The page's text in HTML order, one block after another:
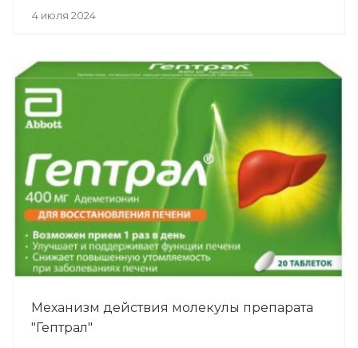
4 июля 2024
Механизм действия молекулы препарата
"Гептрал"